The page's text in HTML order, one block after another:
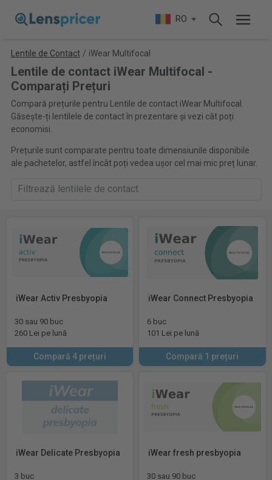
RO
Lentile de Contact / iWear Multifocal
Lentile de contact iWear Multifocal -
Comparați Prețuri
Compară prețurile pentru Lentile de contact iWear Multifocal.
Găsește-ți lentilele de contact în prezentare și vezi cât poți
economisi.
Prețurile sunt comparate pentru toate dimensiunile disponibile
ale pachetelor, astfel încât poți vedea ușor cel mai mic preț lunar.
iWear Activ Presbyopia
30 sau 90 buc
260 Lei pe lună
Compară 4 prețuri
iWear Connect Presbyopia
6 buc
101 Lei pe lună
Compară 1 prețuri
iWear Delicate Presbyopia
3 buc
iWear fresh presbyopia
30 sau 90 buc